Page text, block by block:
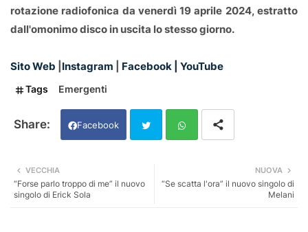
rotazione radiofonica da venerdì 19 aprile 2024, estratto
dall'omonimo disco in uscita lo stesso giorno.
Sito Web Instagram Facebook YouTube
Tags Emergenti
Facebook
tter ats
NUOVA
“Se scatta l'ora” il nuovo singolo di
Melani
VECCHIA
“Forse parlo troppo di me” il nuovo
singolo di Erick Sola